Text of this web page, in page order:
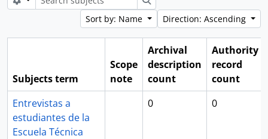
Sort by: Name
Direction: Ascending
Subjects term
Scope
note
Archival
description
count
Authority
record
count
Entrevistas a
estudiantes de la
Escuela Técnica
0 0